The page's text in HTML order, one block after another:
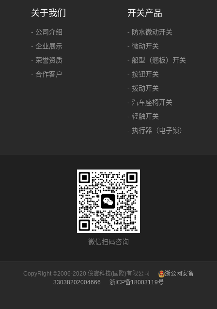
关于我们
- 公司介绍
- 企业展示
- 荣誉资质
- 合作客户
开关产品
- 防水微动开关
- 微动开关
- 船型（翘板）开关
- 按钮开关
- 拨动开关
- 汽车座椅开关
- 轻触开关
- 执行器（电子锁）
微信扫码咨询
CopyRight ©2006-2020 億寶科技(國際)有限公司
浙公网安备
33038202004666
浙ICP备18003119号